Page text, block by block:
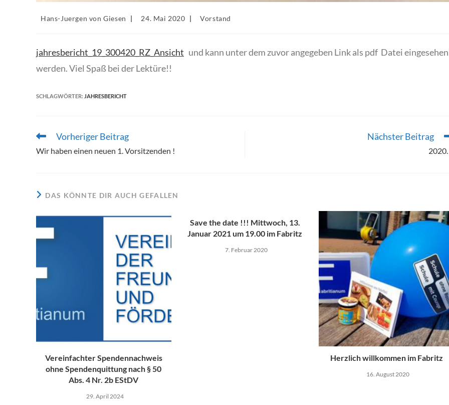
Beitrags-
Hans-Juergen von Giesen
Beitrag
24. Mai 2020
Beitrags-
Vorstand
jahresbericht_19_300420_RZ_Ansicht und kann unter dem zuvor angegeben Link als pdf Datei eingesehen
werden. Viel Spaß bei der Lektüre!!
SCHLAGWÖRTER: JAHRESBERICHT
Weitere
ansehen
Vorheriger Beitrag
Wir haben einen neuen 1. Vorsitzenden !
Nächster Beitrag
DAS KÖNNTE DIR AUCH GEFALLEN
Vereinfachter Spendennachweis
ohne Spendenquittung nach § 50
Abs. 4 Nr. 2b EStDV
29. April 2024
Save the date !!! Mittwoch, 13.
Januar 2021 um 19.00 im Fabritz
7. Februar 2020
Herzlich willkommen im Fabritz
16. August 2020